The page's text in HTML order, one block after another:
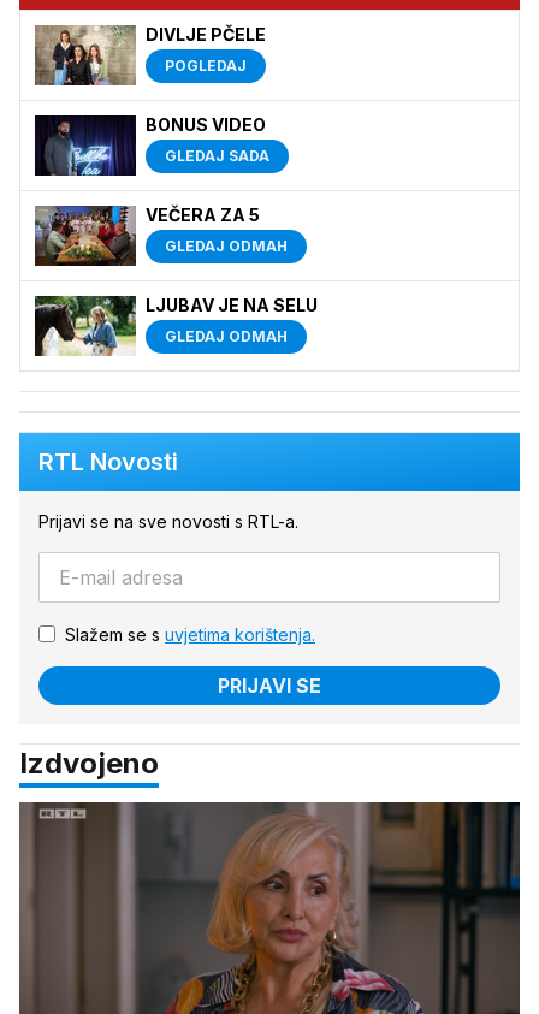
DIVLJE PČELE
POGLEDAJ
BONUS VIDEO
GLEDAJ SADA
VEČERA ZA 5
GLEDAJ ODMAH
LJUBAV JE NA SELU
GLEDAJ ODMAH
RTL Novosti
Prijavi se na sve novosti s RTL-a.
Slažem se s uvjetima korištenja.
PRIJAVI SE
Izdvojeno